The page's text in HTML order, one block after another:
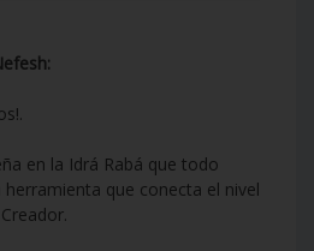
en la Idrá Rabá que todo
herramienta que conecta el nivel